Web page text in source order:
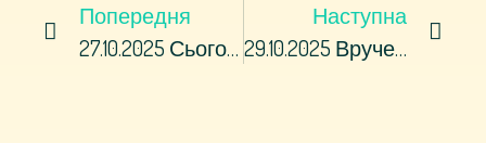
Попередня
27.10.2025 Сьогодні Колектив Західно-Донбаський Професійний Ліцей Долучився До Написання Всеукраїнського Радіодиктанту Національної Єдності!
Наступна
29.10.2025 Вручення Сертифікатів Студентам За Літню Практику В Італії!